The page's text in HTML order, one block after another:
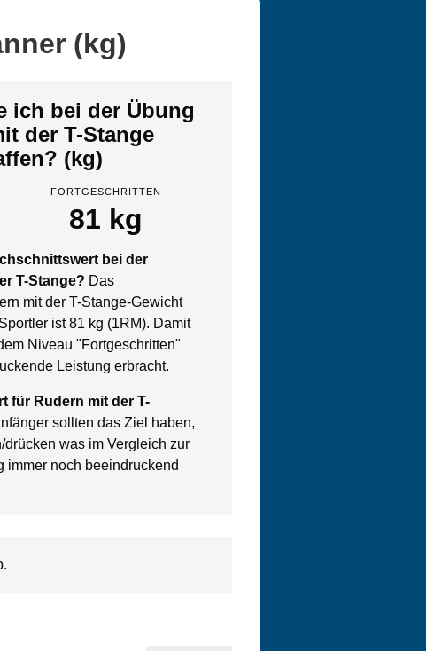
(kg)
ich bei der Übung
der T-Stange
(kg)
FORTGESCHRITTEN
81 kg
bei der
T-Stange? Das
mit der T-Stange-Gewicht
ist 81 kg (1RM). Damit
Niveau "Fortgeschritten"
Leistung erbracht.
für Rudern mit der T-
sollten das Ziel haben,
drücken was im Vergleich zur
immer noch beeindruckend